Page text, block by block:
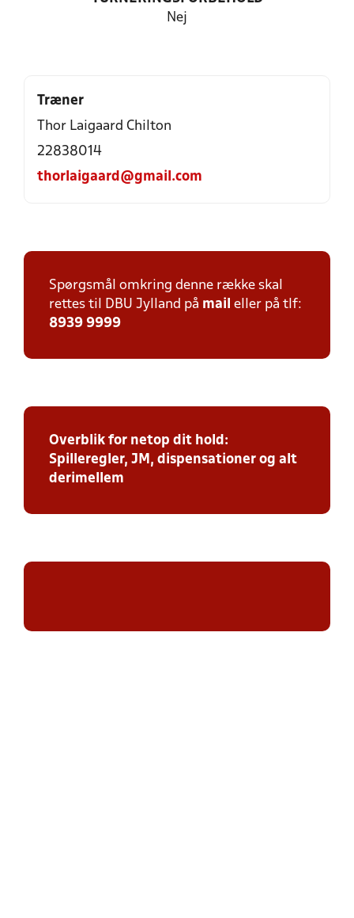
Nej
Træner
Thor Laigaard Chilton
22838014
thorlaigaard@gmail.com
Spørgsmål omkring denne række skal
rettes til DBU Jylland på mail eller på tlf:
8939 9999
Overblik for netop dit hold:
Spilleregler, JM, dispensationer og alt
derimellem